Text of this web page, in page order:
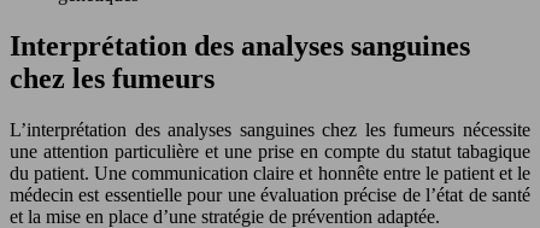
Interprétation des analyses sanguines
chez les fumeurs
L’interprétation des analyses sanguines chez les fumeurs nécessite
une attention particulière et une prise en compte du statut tabagique
du patient. Une communication claire et honnête entre le patient et le
médecin est essentielle pour une évaluation précise de l’état de santé
et la mise en place d’une stratégie de prévention adaptée.